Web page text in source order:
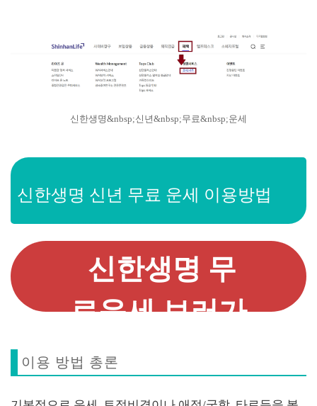
신한생명&nbsp;신년&nbsp;무료&nbsp;운세
신한생명 신년 무료 운세 이용방법
신한생명 무
료운세 보러가
이용 방법 총론